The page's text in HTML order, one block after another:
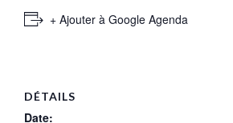
+ Ajouter à Google Agenda
DÉTAILS
Date: